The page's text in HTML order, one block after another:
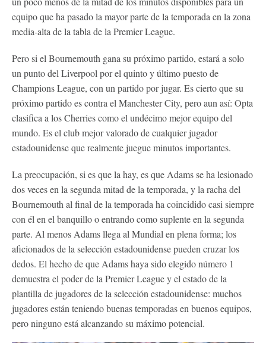
equipo que ha pasado la mayor parte de la temporada en la zona
media-alta de la tabla de la Premier League.
Pero si el Bournemouth gana su próximo partido, estará a solo
un punto del Liverpool por el quinto y último puesto de
Champions League, con un partido por jugar. Es cierto que su
próximo partido es contra el Manchester City, pero aun así: Opta
clasifica a los Cherries como el undécimo mejor equipo del
mundo. Es el club mejor valorado de cualquier jugador
estadounidense que realmente juegue minutos importantes.
La preocupación, si es que la hay, es que Adams se ha lesionado
dos veces en la segunda mitad de la temporada, y la racha del
Bournemouth al final de la temporada ha coincidido casi siempre
con él en el banquillo o entrando como suplente en la segunda
parte. Al menos Adams llega al Mundial en plena forma; los
aficionados de la selección estadounidense pueden cruzar los
dedos. El hecho de que Adams haya sido elegido número 1
demuestra el poder de la Premier League y el estado de la
plantilla de jugadores de la selección estadounidense: muchos
jugadores están teniendo buenas temporadas en buenos equipos,
pero ninguno está alcanzando su máximo potencial.